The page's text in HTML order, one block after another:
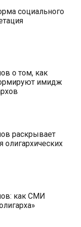
социального
о том, как
имидж
раскрывает
как СМИ